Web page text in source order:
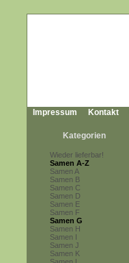
Impressum Kontakt
Kategorien
Wieder lieferbar!
Samen A-Z
Samen A
Samen B
Samen C
Samen D
Samen E
Samen F
Samen G
Samen H
Samen I
Samen J
Samen K